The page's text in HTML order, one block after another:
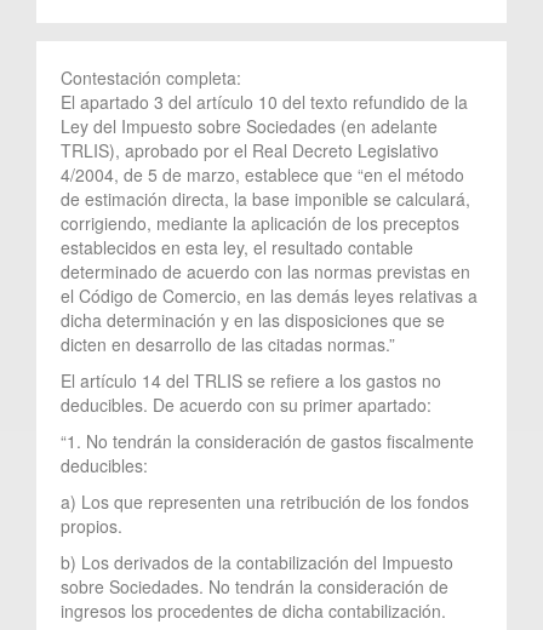
Contestación completa:
El apartado 3 del artículo 10 del texto refundido de la
Ley del Impuesto sobre Sociedades (en adelante
TRLIS), aprobado por el Real Decreto Legislativo
4/2004, de 5 de marzo, establece que “en el método
de estimación directa, la base imponible se calculará,
corrigiendo, mediante la aplicación de los preceptos
establecidos en esta ley, el resultado contable
determinado de acuerdo con las normas previstas en
el Código de Comercio, en las demás leyes relativas a
dicha determinación y en las disposiciones que se
dicten en desarrollo de las citadas normas.”
El artículo 14 del TRLIS se refiere a los gastos no
deducibles. De acuerdo con su primer apartado:
“1. No tendrán la consideración de gastos fiscalmente
deducibles:
a) Los que representen una retribución de los fondos
propios.
b) Los derivados de la contabilización del Impuesto
sobre Sociedades. No tendrán la consideración de
ingresos los procedentes de dicha contabilización.